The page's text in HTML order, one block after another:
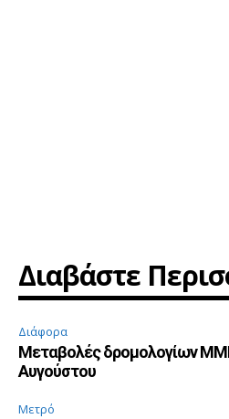
Διαβάστε
Διάφορα
Μεταβολές δρομολογίων
Αυγούστου
Μετρό